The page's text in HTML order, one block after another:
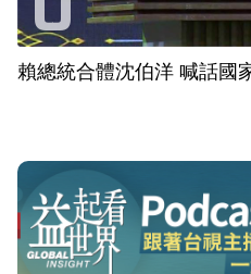
賴總統合體沈伯洋 喊話國